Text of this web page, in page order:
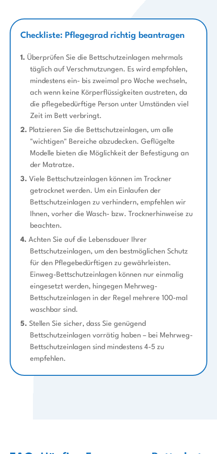
Checkliste: Pflegegrad richtig beantragen
1. Überprüfen Sie die Bettschutzeinlagen mehrmals
täglich auf Verschmutzungen. Es wird empfohlen,
mindestens ein- bis zweimal pro Woche wechseln,
ach wenn keine Körperflüssigkeiten austreten, da
die pflegebedürftige Person unter Umständen viel
Zeit im Bett verbringt.
2. Platzieren Sie die Bettschutzeinlagen, um alle
"wichtigen" Bereiche abzudecken. Geflügelte
Modelle bieten die Möglichkeit der Befestigung an
der Matratze.
3. Viele Bettschutzeinlagen können im Trockner
getrocknet werden. Um ein Einlaufen der
Bettschutzeinlagen zu verhindern, empfehlen wir
Ihnen, vorher die Wasch- bzw. Trocknerhinweise zu
beachten.
4. Achten Sie auf die Lebensdauer Ihrer
Bettschutzeinlagen, um den bestmöglichen Schutz
für den Pflegebedürftigen zu gewährleisten.
Einweg-Bettschutzeinlagen können nur einmalig
eingesetzt werden, hingegen Mehrweg-
Bettschutzeinlagen in der Regel mehrere 100-mal
waschbar sind.
5. Stellen Sie sicher, dass Sie genügend
Bettschutzeinlagen vorrätig haben – bei Mehrweg-
Bettschutzeinlagen sind mindestens 4-5 zu
empfehlen.